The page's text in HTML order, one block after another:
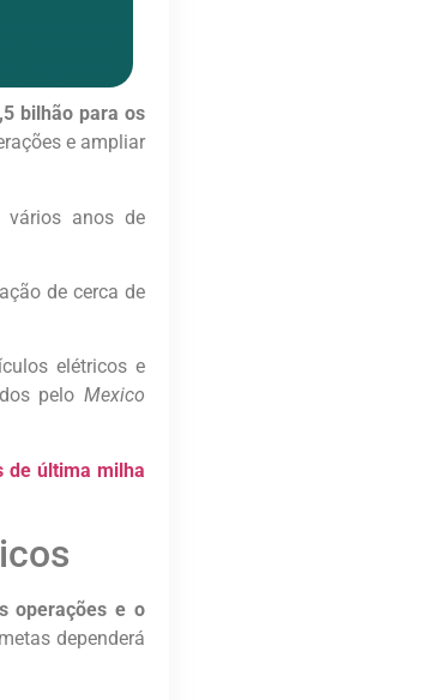
bilhão para os
e ampliar
vários anos de
de cerca de
elétricos e
peloMexico
de última milha
operações e o
dependerá